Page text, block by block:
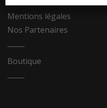
Mentions légales
Nos Partenaires
Boutique